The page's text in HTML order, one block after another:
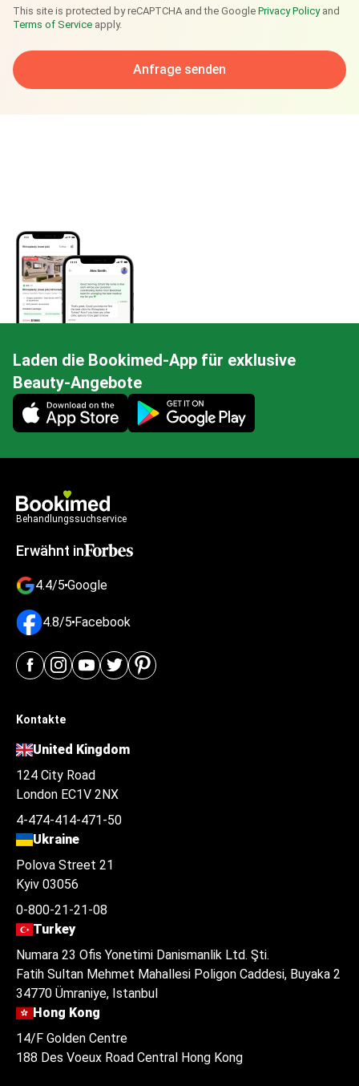
This site is protected by reCAPTCHA and the Google Privacy Policyand
Terms of Service apply.
Anfrage senden
Laden die Bookimed-App für exklusive
Beauty-Angebote
Mobile app illustration
Behandlungssuchservice
Erwähnt in
4.4/5 Google
4.8/5 Facebook
Kontakte
United Kingdom
124 City Road
London EC1V 2NX
4-474-414-471-50
Ukraine
Polova Street 21
Kyiv 03056
0-800-21-21-08
Turkey
Numara 23 Ofis Yonetimi Danismanlik Ltd. Şti.
Fatih Sultan Mehmet Mahallesi Poligon Caddesi, Buyaka 2
34770 Ümraniye, Istanbul
Hong Kong
14/F Golden Centre
188 Des Voeux Road Central Hong Kong